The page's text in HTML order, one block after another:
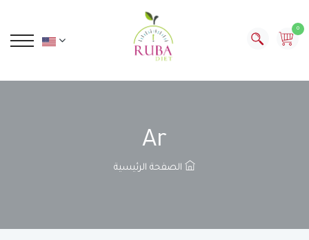
0
Ar
الصفحة الرئيسية